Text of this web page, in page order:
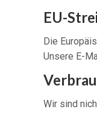
EU-
Die
Unsere E-
Wir sind